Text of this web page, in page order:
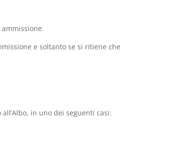
e soltanto se si ritiene che
in uno dei seguenti casi: